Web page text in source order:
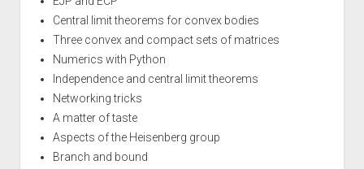
Central limit theorems for convex bodies
Three convex and compact sets of matrices
Numerics with Python
Independence and central limit theorems
Networking tricks
A matter of taste
Aspects of the Heisenberg group
Branch and bound